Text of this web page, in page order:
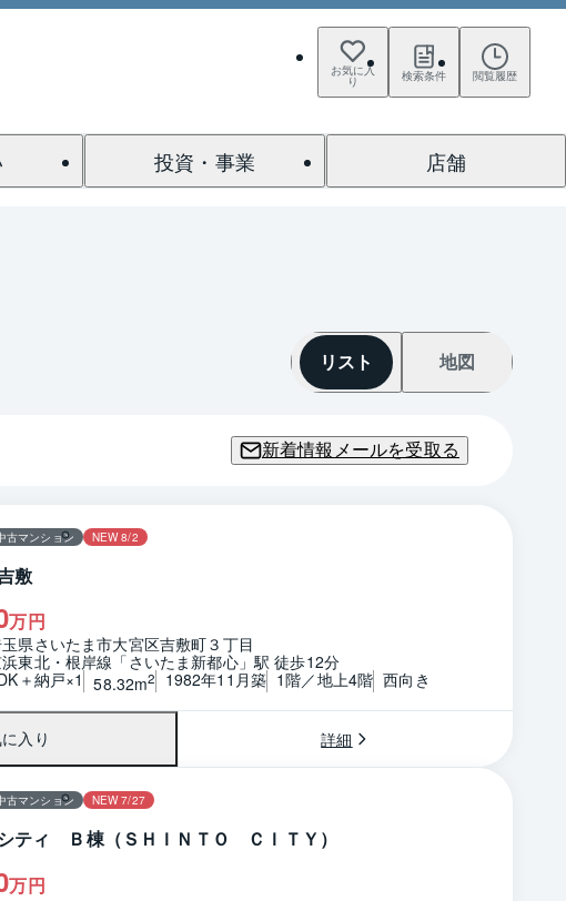
お気に入
り 検索条件 閲覧履歴
投資・事業 店舗
リスト 地図
新着情報メールを受取る
古マンション NEW 8/2
敷
万円
県さいたま市大宮区吉敷町３丁目
東北・根岸線「さいたま新都心」駅 徒歩12分
＋納戸×1
58.32m2 1982年11月築 1階／地上4階 西向き
に入り 詳細
古マンション NEW 7/27
ティ Ｂ棟（ＳＨＩＮＴＯ ＣＩＴＹ）
万円